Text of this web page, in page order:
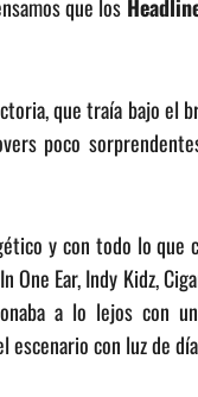
que los
que traía bajo el
poco
y con todo lo
Ear, Indy Kidz,
a lo lejos con
con luz de